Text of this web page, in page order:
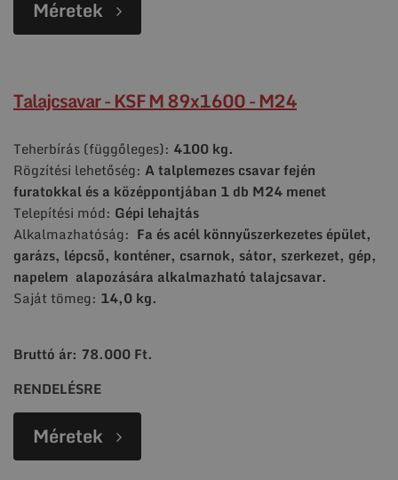
Méretek
Talajcsavar - KSF M 89x1600 - M24
Teherbírás (függőleges): 4100 kg.
Rögzítési lehetőség: A talplemezes csavar fején
furatokkal és a középpontjában 1 db M24 menet
Telepítési mód: Gépi lehajtás
Alkalmazhatóság: Fa és acél könnyűszerkezetes épület,
garázs, lépcső, konténer, csarnok, sátor, szerkezet, gép,
napelem alapozására alkalmazható talajcsavar.
Saját tömeg: 14,0 kg.
Bruttó ár: 78.000 Ft.
RENDELÉSRE
Méretek